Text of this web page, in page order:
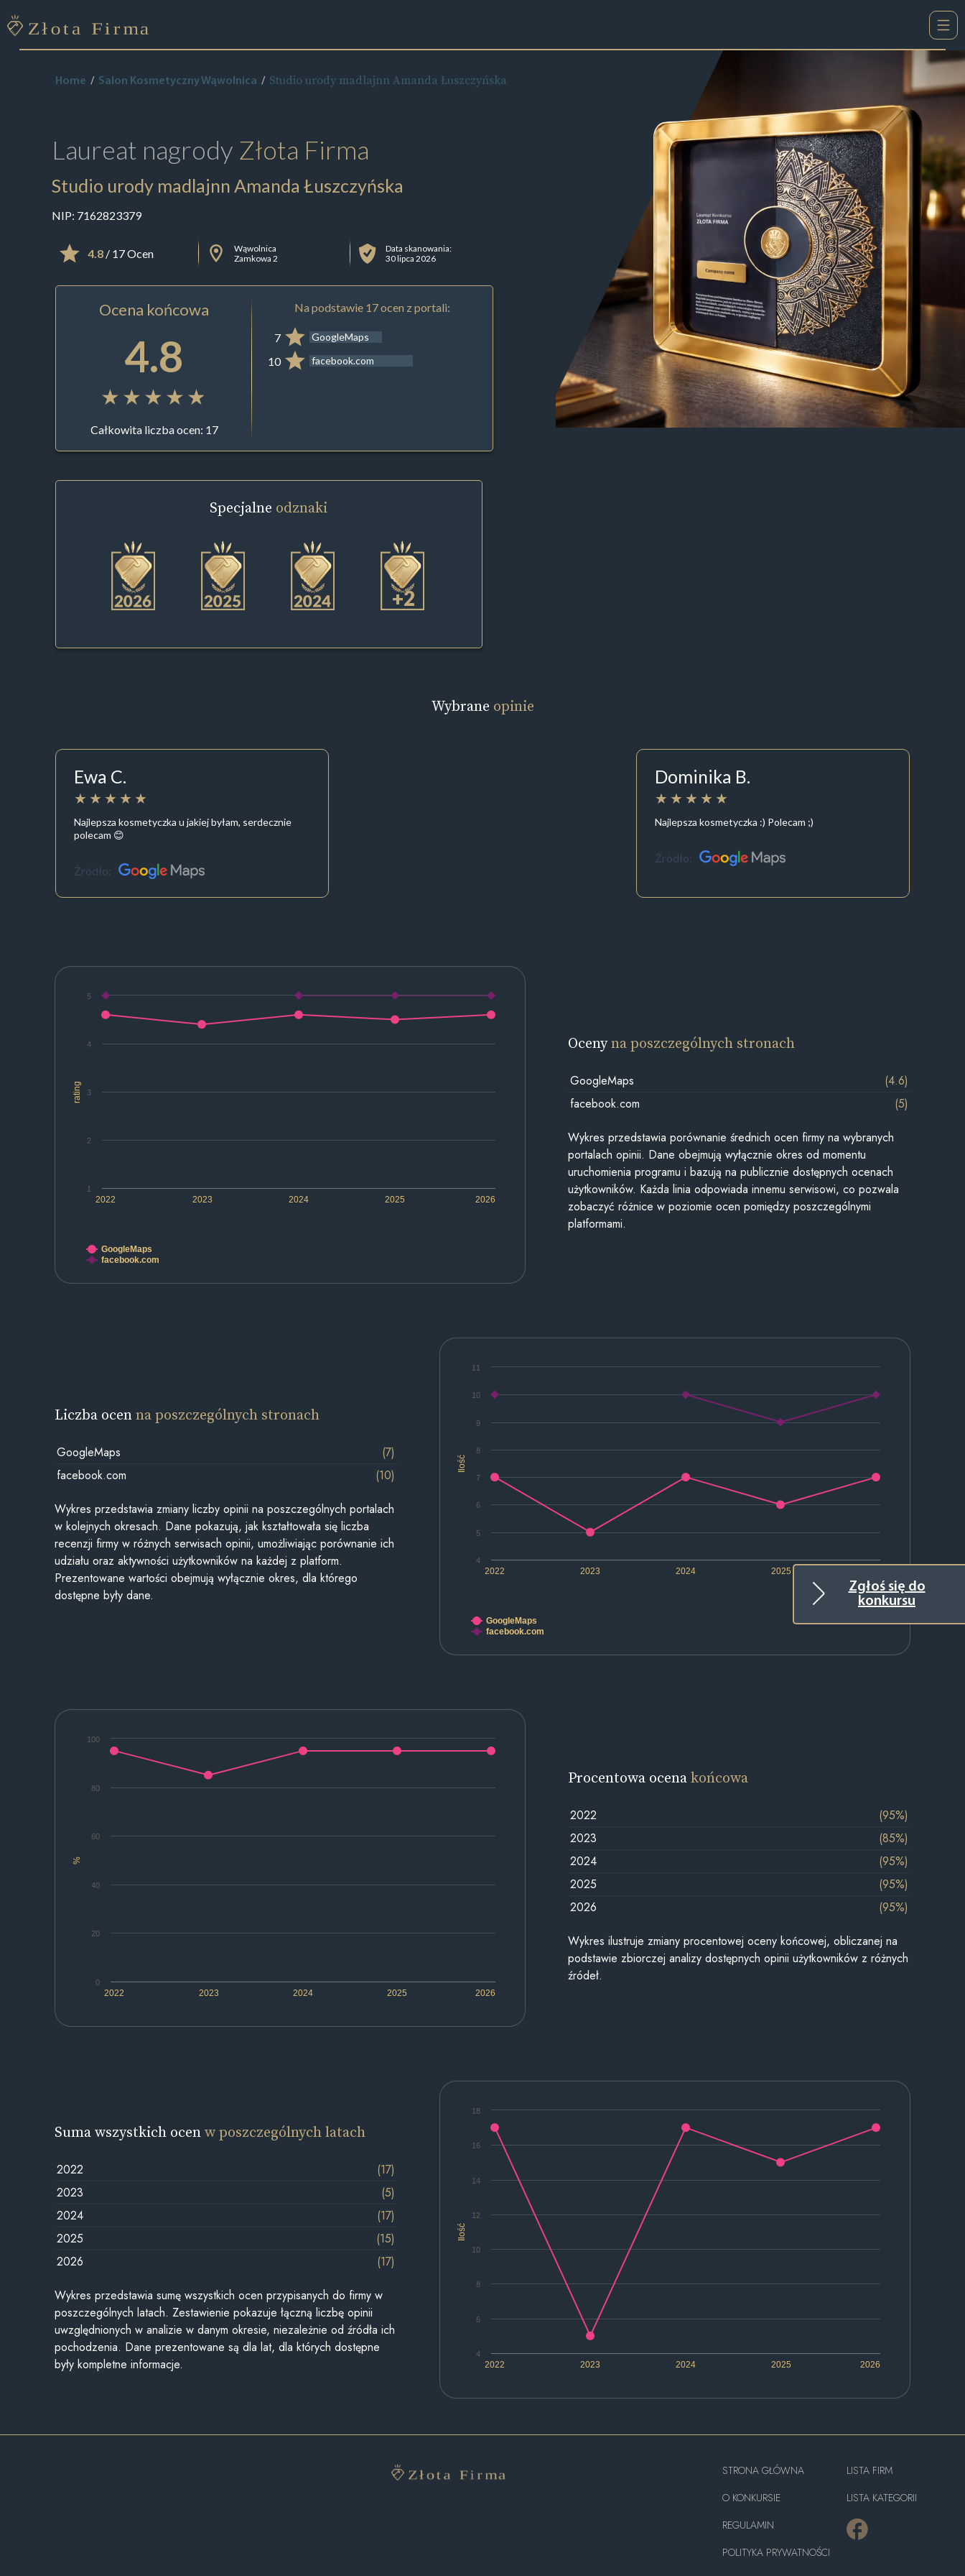
Zgłoś się do
konkursu
Home Salon Kosmetyczny Wąwolnica Studio urody madlajnn Amanda Łuszczyńska
Laureat nagrody Złota Firma
Studio urody madlajnn Amanda Łuszczyńska
NIP: 7162823379
4.8/ 17 Ocen
Wąwolnica
Zamkowa 2
Data skanowania:
30 lipca 2026
Ocena końcowa
4.8
Całkowita liczba ocen: 17
Na podstawie 17 ocen z portali:
7 GoogleMaps
10 facebook.com
Specjalne odznaki
+2
Wybrane opinie
Ewa C.
Najlepsza kosmetyczka u jakiej byłam, serdecznie
polecam 😊
Źródło:
Dominika B.
Najlepsza kosmetyczka :) Polecam ;)
Źródło:
rating
2022 2023 2024 2025 2026
1
2
3
4
5
GoogleMaps
facebook.com
Ocenyna poszczególnych stronach
GoogleMaps
(4.6)
facebook.com
(5)
Wykres przedstawia porównanie średnich ocen firmy na wybranych
portalach opinii. Dane obejmują wyłącznie okres od momentu
uruchomienia programu i bazują na publicznie dostępnych ocenach
użytkowników. Każda linia odpowiada innemu serwisowi, co pozwala
zobaczyć różnice w poziomie ocen pomiędzy poszczególnymi
platformami.
Ilość
2022 2023 2024 2025
4
5
6
7
8
9
10
11
GoogleMaps
facebook.com
Liczba ocenna poszczególnych stronach
GoogleMaps
(7)
facebook.com
(10)
Wykres przedstawia zmiany liczby opinii na poszczególnych portalach
w kolejnych okresach. Dane pokazują, jak kształtowała się liczba
recenzji firmy w różnych serwisach opinii, umożliwiając porównanie ich
udziału oraz aktywności użytkowników na każdej z platform.
Prezentowane wartości obejmują wyłącznie okres, dla którego
dostępne były dane.
%
2022 2023 2024 2025 2026
0
20
40
60
80
100
Procentowa ocenakońcowa
2022
(95%)
2023
(85%)
2024
(95%)
2025
(95%)
2026
(95%)
Wykres ilustruje zmiany procentowej oceny końcowej, obliczanej na
podstawie zbiorczej analizy dostępnych opinii użytkowników z różnych
źródeł.
Ilość
2022 2023 2024 2025 2026
4
6
8
10
12
14
16
18
Suma wszystkich ocenw poszczególnych latach
2022
(17)
2023
(5)
2024
(17)
2025
(15)
2026
(17)
Wykres przedstawia sumę wszystkich ocen przypisanych do firmy w
poszczególnych latach. Zestawienie pokazuje łączną liczbę opinii
uwzględnionych w analizie w danym okresie, niezależnie od źródła ich
pochodzenia. Dane prezentowane są dla lat, dla których dostępne
były kompletne informacje.
STRONA GŁÓWNA
O KONKURSIE
REGULAMIN
POLITYKA PRYWATNOŚCI
LISTA FIRM
LISTA KATEGORII